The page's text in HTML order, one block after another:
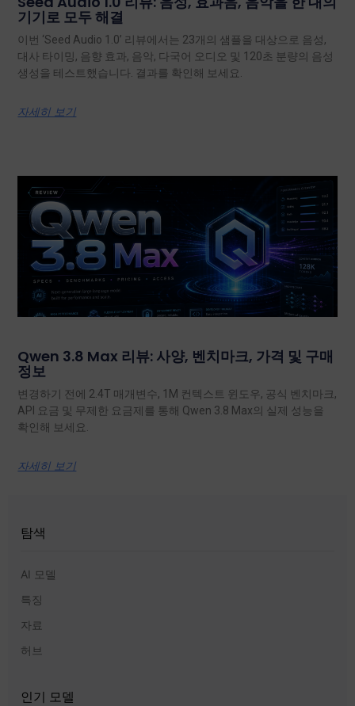
기기로 모두 해결
이번 ‘Seed Audio 1.0’ 리뷰에서는 23개의 샘플을 대상으로 음성,
대사 타이밍, 음향 효과, 음악, 다국어 오디오 및 120초 분량의 음성
생성을 테스트했습니다. 결과를 확인해 보세요.
자세히 보기
Qwen 3.8 Max 리뷰: 사양, 벤치마크, 가격 및 구매
정보
변경하기 전에 2.4T 매개변수, 1M 컨텍스트 윈도우, 공식 벤치마크,
API 요금 및 무제한 요금제를 통해 Qwen 3.8 Max의 실제 성능을
확인해 보세요.
자세히 보기
탐색
AI 모델
특징
자료
허브
인기 모델